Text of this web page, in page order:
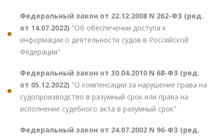
Федеральный закон от 22.12.2008 N 262-ФЗ (ред.
от 14.07.2022) "Об обеспечении доступа к
информации о деятельности судов в Российской
Федерации"
Федеральный закон от 30.04.2010 N 68-ФЗ (ред.
от 05.12.2022) "О компенсации за нарушение права на
судопроизводство в разумный срок или права на
исполнение судебного акта в разумный срок"
Федеральный закон от 24.07.2002 N 96-ФЗ (ред.